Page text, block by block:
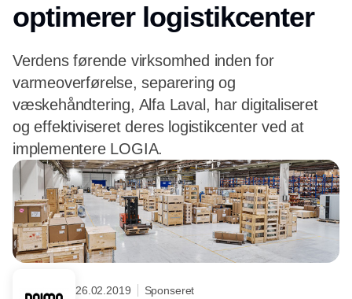
optimerer logistikcenter
Verdens førende virksomhed inden for
varmeoverførelse, separering og
væskehåndtering, Alfa Laval, har digitaliseret
og effektiviseret deres logistikcenter ved at
implementere LOGIA.
26.02.2019 Sponseret